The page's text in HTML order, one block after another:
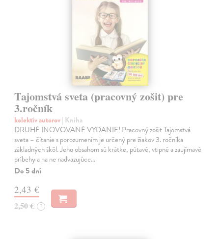
Tajomstvá sveta (pracovný zošit) pre
3.ročník
kolektív autorov| Kniha
DRUHÉ INOVOVANÉ VYDANIE! Pracovný zošit Tajomstvá
sveta – čítanie s porozumením je určený pre žiakov 3. ročníka
základných škôl. Jeho obsahom sú krátke, pútavé, vtipné a zaujímavé
príbehy a na ne nadväzujúce…
Do 5 dní
2,43 €
2,50 € ?